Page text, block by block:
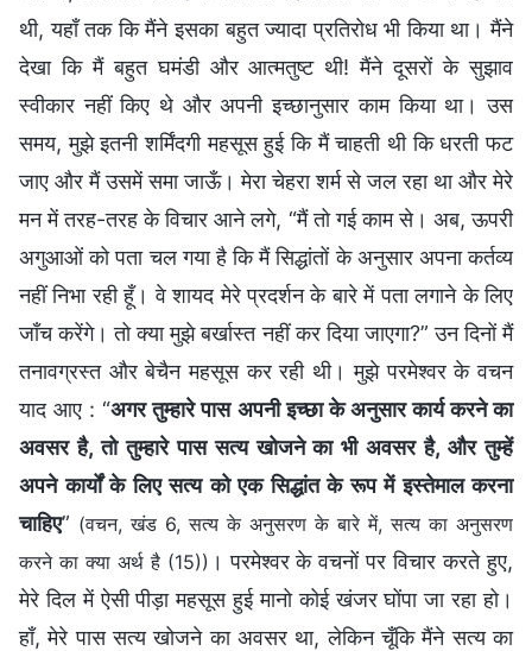
थी, यहाँ तक कि मैंने इसका बहुत ज्यादा प्रतिरोध भी किया था। मैंने
देखा कि मैं बहुत घमंडी और आत्मतुष्ट थी! मैंने दूसरों के सुझाव
स्वीकार नहीं किए थे और अपनी इच्छानुसार काम किया था। उस
समय, मुझे इतनी शर्मिंदगी महसूस हुई कि मैं चाहती थी कि धरती फट
जाए और मैं उसमें समा जाऊँ। मेरा चेहरा शर्म से जल रहा था और मेरे
मन में तरह-तरह के विचार आने लगे, “मैं तो गई काम से। अब, ऊपरी
अगुआओं को पता चल गया है कि मैं सिद्धांतों के अनुसार अपना कर्तव्य
नहीं निभा रही हूँ। वे शायद मेरे प्रदर्शन के बारे में पता लगाने के लिए
जाँच करेंगे। तो क्या मुझे बर्खास्त नहीं कर दिया जाएगा?” उन दिनों मैं
तनावग्रस्त और बेचैन महसूस कर रही थी। मुझे परमेश्वर के वचन
याद आए : “अगर तुम्हारे पास अपनी इच्छा के अनुसार कार्य करने का
अवसर है, तो तुम्हारे पास सत्य खोजने का भी अवसर है, और तुम्हें
अपने कार्यों के लिए सत्य को एक सिद्धांत के रूप में इस्तेमाल करना
चाहिए” (वचन, खंड 6, सत्य के अनुसरण के बारे में, सत्य का अनुसरण
करने का क्या अर्थ है (15)) । परमेश्वर के वचनों पर विचार करते हुए,
मेरे दिल में ऐसी पीड़ा महसूस हुई मानो कोई खंजर घोंपा जा रहा हो।
हाँ, मेरे पास सत्य खोजने का अवसर था, लेकिन चूँकि मैंने सत्य का